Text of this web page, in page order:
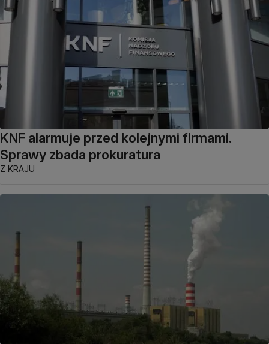
KNF alarmuje przed kolejnymi firmami.
Sprawy zbada prokuratura
Z KRAJU